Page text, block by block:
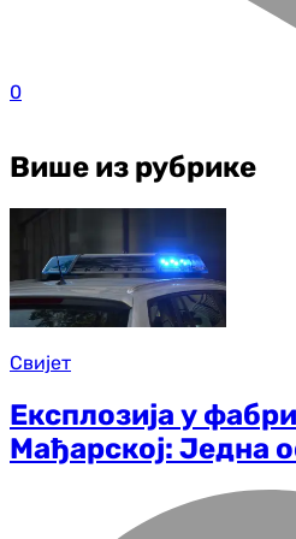
0
Више из рубрике
Свијет
Експлозија у
Мађарској: Једна